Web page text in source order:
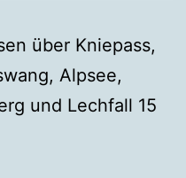
über Kniepass,
Alpsee,
und Lechfall 15